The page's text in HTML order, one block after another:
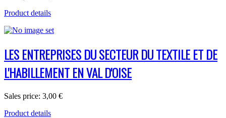
Product details
LES ENTREPRISES DU SECTEUR DU TEXTILE ET DE
L'HABILLEMENT EN VAL D'OISE
Sales price: 3,00 €
Product details